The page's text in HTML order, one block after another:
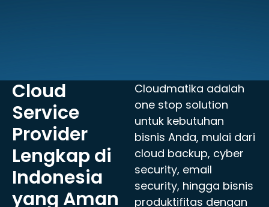
Cloud
Service
Provider
Lengkap di
Indonesia
yang Aman
Cloudmatika adalah
one stop solution
untuk kebutuhan
bisnis Anda, mulai dari
cloud backup, cyber
security, email
security, hingga bisnis
produktifitas dengan